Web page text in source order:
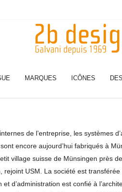
MARQUES ICÔNES
de l’entreprise, les systèmes
encore aujourd’hui fabriqués à
village suisse de Münsingen près
rejoint USM. La société est
d’administration est confié à